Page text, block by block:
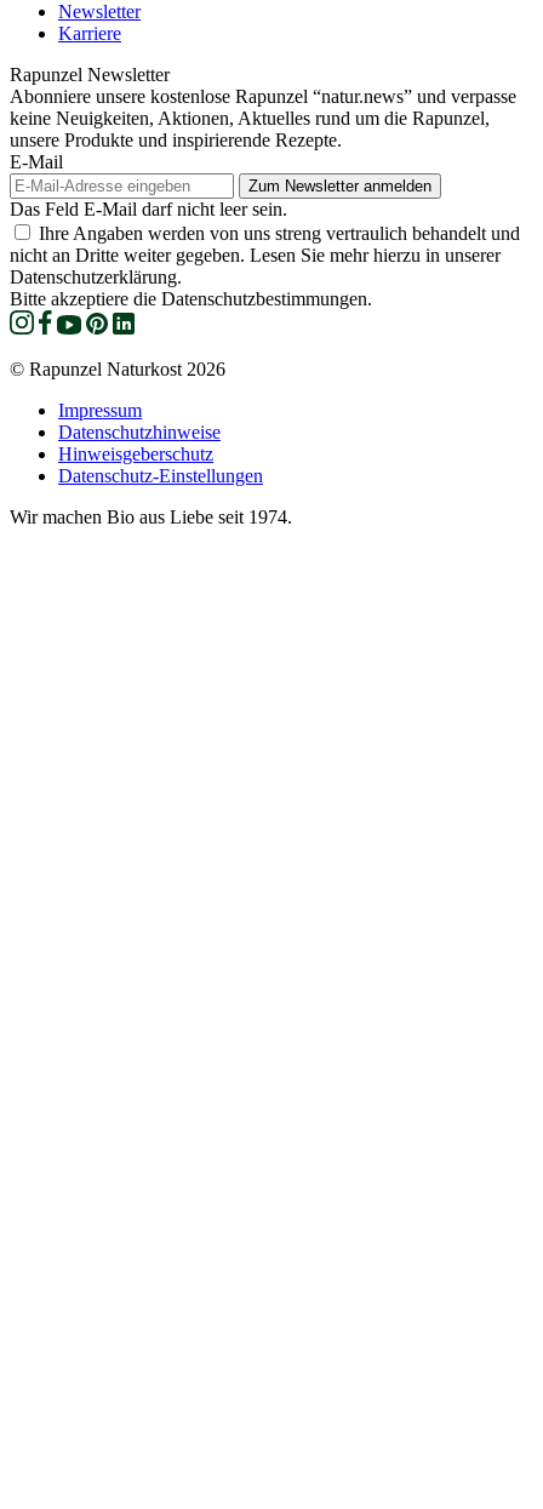
Newsletter
Karriere
Rapunzel Newsletter
Abonniere unsere kostenlose Rapunzel “natur.news” und verpasse
keine Neuigkeiten, Aktionen, Aktuelles rund um die Rapunzel,
unsere Produkte und inspirierende Rezepte.
E-Mail
Das Feld E-Mail darf nicht leer sein.
Ihre Angaben werden von uns streng vertraulich behandelt und
nicht an Dritte weiter gegeben. Lesen Sie mehr hierzu in unserer
Datenschutzerklärung.
Bitte akzeptiere die Datenschutzbestimmungen.
© Rapunzel Naturkost 2026
Impressum
Datenschutzhinweise
Hinweisgeberschutz
Datenschutz-Einstellungen
Wir machen Bio aus Liebe seit 1974.